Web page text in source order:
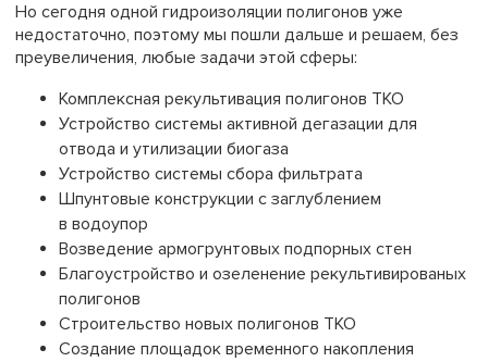
Но сегодня одной гидроизоляции полигонов уже
недостаточно, поэтому мы пошли дальше и решаем, без
преувеличения, любые задачи этой сферы:
Комплексная рекультивация полигонов ТКО
Устройство системы активной дегазации для
отвода и утилизации биогаза
Устройство системы сбора фильтрата
Шпунтовые конструкции с заглублением
в водоупор
Возведение армогрунтовых подпорных стен
Благоустройство и озеленение рекультивированых
полигонов
Строительство новых полигонов ТКО
Создание площадок временного накопления